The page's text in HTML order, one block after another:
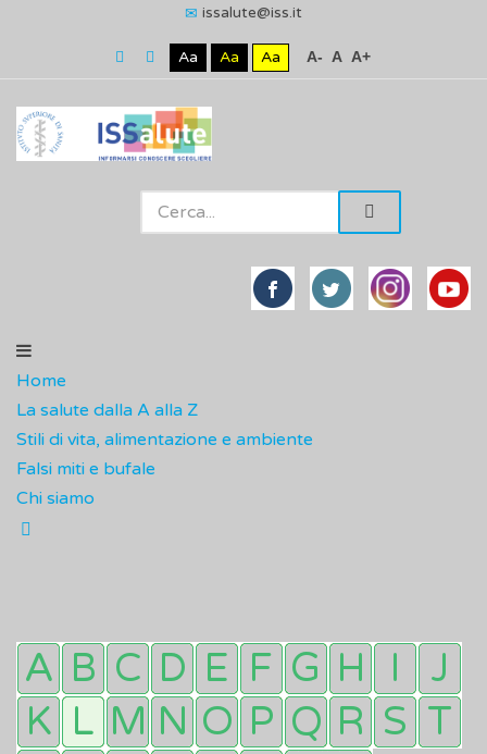
issalute@iss.it
Aa Aa Aa A- A A+
Home
La salute dalla A alla Z
Stili di vita, alimentazione e ambiente
Falsi miti e bufale
Chi siamo